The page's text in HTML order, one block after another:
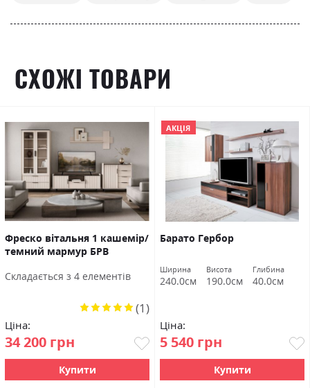
СХОЖІ ТОВАРИ
Фреско вітальня 1 кашемір/
темний мармур БРВ
Cкладається з 4 елементів
Ціна:
34 200 грн
Рейтинг: (1)
Купити
АКЦІЯ
Барато Гербор
Ширина
240.0см
Висота
190.0см
Глибина
40.0см
Ціна:
5 540 грн
Купити